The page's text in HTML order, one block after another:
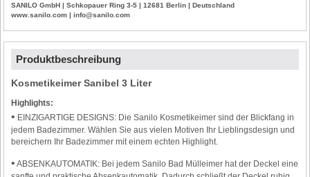
SANILO GmbH | Schkopauer Ring 3-5 | 12681 Berlin | Deutschland
www.sanilo.com | info@sanilo.com
Produktbeschreibung
Kosmetikeimer Sanibel 3 Liter
Highlights:
• EINZIGARTIGE DESIGNS: Die Sanilo Kosmetikeimer sind der Blickfang in
jedem Badezimmer. Wählen Sie aus vielen Motiven Ihr Lieblingsdesign und
bereichern Ihr Badezimmer mit einem echten Highlight.
• ABSENKAUTOMATIK: Bei jedem Sanilo Bad Mülleimer hat der Deckel eine